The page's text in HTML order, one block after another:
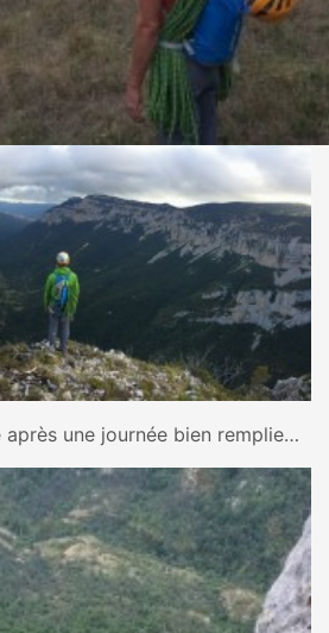
après une journée bien remplie…